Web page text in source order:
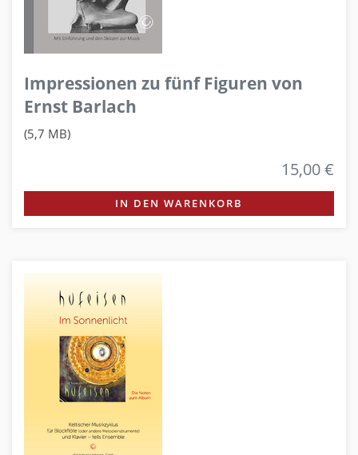
Impressionen zu fünf Figuren von
Ernst Barlach
(5,7 MB)
15,00 €
IN DEN WARENKORB